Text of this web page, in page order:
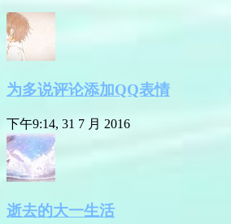
为多说评论添加QQ表情
下午9:14, 31 7 月 2016
逝去的大一生活